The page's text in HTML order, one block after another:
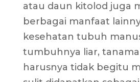
atau daun kitolod juga
berbagai manfaat
kesehatan tubuh
tumbuhnya liar,
harusnya tidak begitu